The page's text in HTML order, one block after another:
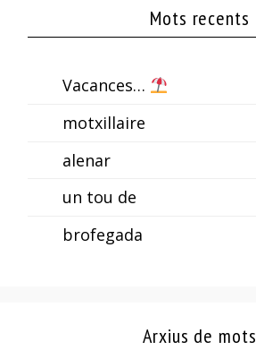
Mots recents
Vacances…
motxillaire
alenar
un tou de
brofegada
Arxius de mots